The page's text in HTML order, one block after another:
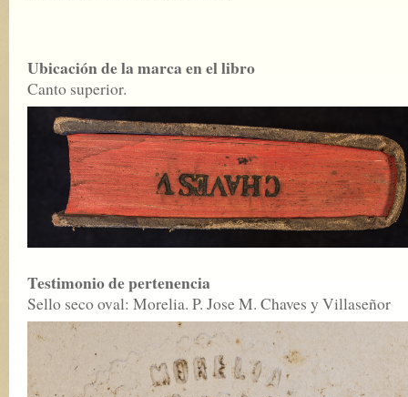
Ubicación de la marca en el libro
Canto superior.
Testimonio de pertenencia
Sello seco oval: Morelia. P. Jose M. Chaves y Villaseñor